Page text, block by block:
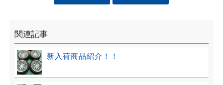
関連記事
新入荷商品紹介！！